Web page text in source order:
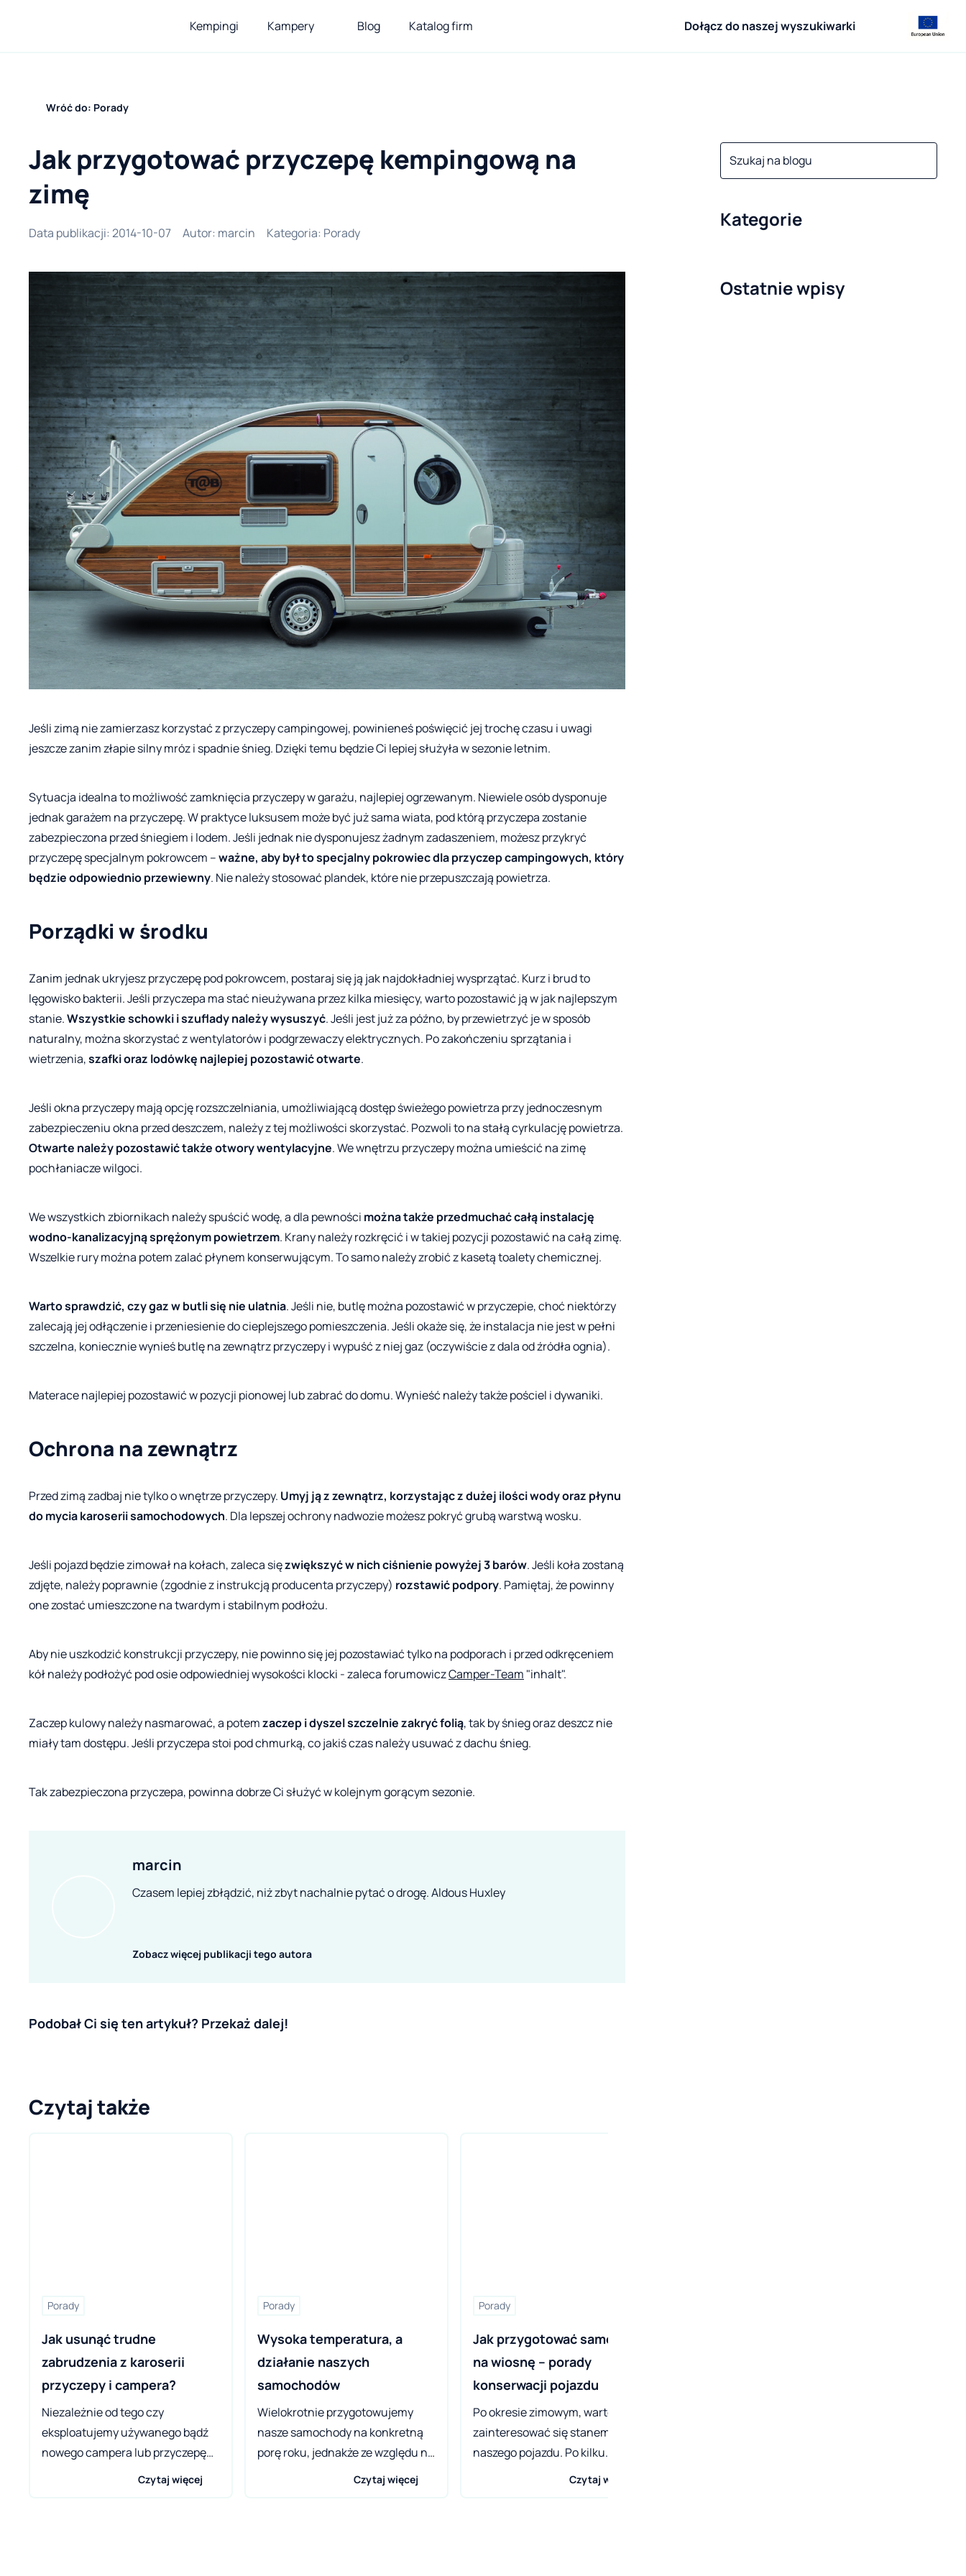
Kempingi Kampery Blog Katalog firm Dołącz do naszej wyszukiwarki
Wróć do: Porady
Kategorie
Jak przygotować przyczepę kempingową na
zimę
Data publikacji: 2014-10-07 Autor: marcin Kategoria: Porady
Jeśli zimą nie zamierzasz korzystać z przyczepy campingowej, powinieneś poświęcić jej trochę czasu i uwagi
jeszcze zanim złapie silny mróz i spadnie śnieg. Dzięki temu będzie Ci lepiej służyła w sezonie letnim.
Sytuacja idealna to możliwość zamknięcia przyczepy w garażu, najlepiej ogrzewanym. Niewiele osób dysponuje
jednak garażem na przyczepę. W praktyce luksusem może być już sama wiata, pod którą przyczepa zostanie
zabezpieczona przed śniegiem i lodem. Jeśli jednak nie dysponujesz żadnym zadaszeniem, możesz przykryć
przyczepę specjalnym pokrowcem –ważne, aby był to specjalny pokrowiec dla przyczep campingowych, który
będzie odpowiednio przewiewny. Nie należy stosować plandek, które nie przepuszczają powietrza.
Porządki w środku
Zanim jednak ukryjesz przyczepę pod pokrowcem, postaraj się ją jak najdokładniej wysprzątać. Kurz i brud to
lęgowisko bakterii. Jeśli przyczepa ma stać nieużywana przez kilka miesięcy, warto pozostawić ją w jak najlepszym
stanie.Wszystkie schowki i szuflady należy wysuszyć. Jeśli jest już za późno, by przewietrzyć je w sposób
naturalny, można skorzystać z wentylatorów i podgrzewaczy elektrycznych. Po zakończeniu sprzątania i
wietrzenia,szafki oraz lodówkę najlepiej pozostawić otwarte.
Jeśli okna przyczepy mają opcję rozszczelniania, umożliwiającą dostęp świeżego powietrza przy jednoczesnym
zabezpieczeniu okna przed deszczem, należy z tej możliwości skorzystać. Pozwoli to na stałą cyrkulację powietrza.
Otwarte należy pozostawić także otwory wentylacyjne. We wnętrzu przyczepy można umieścić na zimę
pochłaniacze wilgoci.
We wszystkich zbiornikach należy spuścić wodę, a dla pewności można także przedmuchać całą instalację
wodno-kanalizacyjną sprężonym powietrzem. Krany należy rozkręcić i w takiej pozycji pozostawić na całą zimę.
Wszelkie rury można potem zalać płynem konserwującym. To samo należy zrobić z kasetą toalety chemicznej.
Warto sprawdzić, czy gaz w butli się nie ulatnia. Jeśli nie, butlę można pozostawić w przyczepie, choć niektórzy
zalecają jej odłączenie i przeniesienie do cieplejszego pomieszczenia. Jeśli okaże się, że instalacja nie jest w pełni
szczelna, koniecznie wynieś butlę na zewnątrz przyczepy i wypuść z niej gaz (oczywiście z dala od źródła ognia).
Materace najlepiej pozostawić w pozycji pionowej lub zabrać do domu. Wynieść należy także pościel i dywaniki.
Ochrona na zewnątrz
Przed zimą zadbaj nie tylko o wnętrze przyczepy. Umyj ją z zewnątrz, korzystając z dużej ilości wody oraz płynu
do mycia karoserii samochodowych. Dla lepszej ochrony nadwozie możesz pokryć grubą warstwą wosku.
Jeśli pojazd będzie zimował na kołach, zaleca sięzwiększyć w nich ciśnienie powyżej 3 barów. Jeśli koła zostaną
zdjęte, należy poprawnie (zgodnie z instrukcją producenta przyczepy) rozstawić podpory. Pamiętaj, że powinny
one zostać umieszczone na twardym i stabilnym podłożu.
Aby nie uszkodzić konstrukcji przyczepy, nie powinno się jej pozostawiać tylko na podporach i przed odkręceniem
kół należy podłożyć pod osie odpowiedniej wysokości klocki - zaleca forumowiczCamper-Team "inhalt".
Zaczep kulowy należy nasmarować, a potemzaczep i dyszel szczelnie zakryć folią, tak by śnieg oraz deszcz nie
miały tam dostępu. Jeśli przyczepa stoi pod chmurką, co jakiś czas należy usuwać z dachu śnieg.
Tak zabezpieczona przyczepa, powinna dobrze Ci służyć w kolejnym gorącym sezonie.
marcin
Czasem lepiej zbłądzić, niż zbyt nachalnie pytać o drogę. Aldous Huxley
Zobacz więcej publikacji tego autora
Podobał Ci się ten artykuł? Przekaż dalej!
Czytaj także
Porady
Jak usunąć trudne
zabrudzenia z karoserii
przyczepy i campera?
Niezależnie od tego czy
eksploatujemy używanego bądź
nowego campera lub przyczepę
campingową musimy zmagać się
Czytaj więcej
Porady
Wysoka temperatura, a
działanie naszych
samochodów
Wielokrotnie przygotowujemy
nasze samochody na konkretną
porę roku, jednakże ze względu na
specyficzny klimat musimy liczyć
Czytaj więcej
Porady
Jak przygotować samochód
na wiosnę – porady
konserwacji pojazdu
Po okresie zimowym, warto
zainteresować się stanem
naszego pojazdu. Po kilku
mroźnych miesiącach, wraz z
Czytaj więcej
Ostatnie wpisy